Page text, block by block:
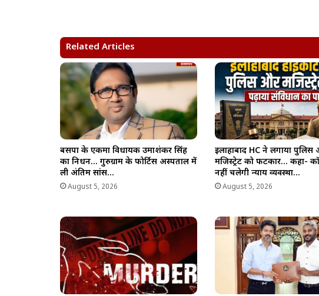
A
p
p
o
o
k
r
a
m
i
k
Related Articles
बसपा के एकमात्र विधायक उमाशंकर सिंह
का निधन… गुरुग्राम के फोर्टिस अस्पताल में
ली अंतिम सांस…
August 5, 2026
इलाहाबाद HC ने लगाया
मजिस्ट्रेट को फटकार… कहा-
नहीं चलेगी न्याय व्यवस्था…
August 5, 2026